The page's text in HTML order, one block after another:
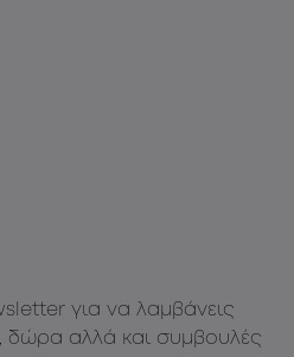
για να λαμβάνεις
αλλά και συμβουλές